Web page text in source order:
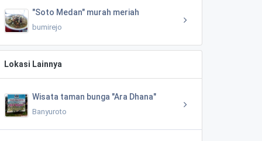
"Soto Medan" murah meriah
bumirejo
Lokasi Lainnya
Wisata taman bunga "Ara Dhana"
Banyuroto